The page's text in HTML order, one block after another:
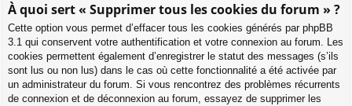
À quoi sert « Supprimer tous les cookies du forum » ?
Cette option vous permet d’effacer tous les cookies générés par phpBB
3.1 qui conservent votre authentification et votre connexion au forum. Les
cookies permettent également d’enregistrer le statut des messages (s’ils
sont lus ou non lus) dans le cas où cette fonctionnalité a été activée par
un administrateur du forum. Si vous rencontrez des problèmes récurrents
de connexion et de déconnexion au forum, essayez de supprimer les